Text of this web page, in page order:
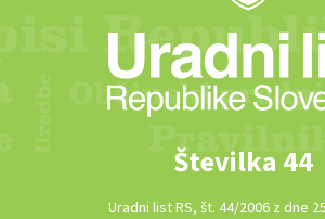
Številka 44
Uradni list RS, št. 44/2006 z dne